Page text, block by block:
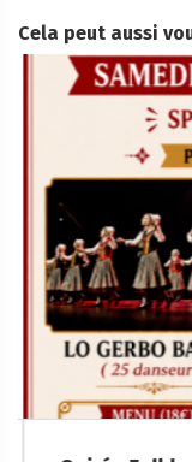
Cela peut aussi